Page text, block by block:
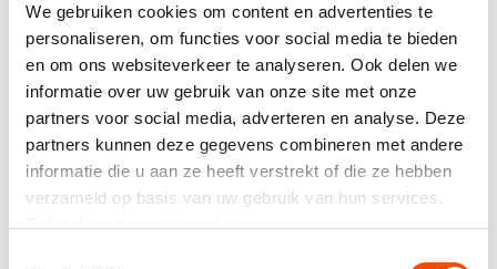
We gebruiken cookies om content en advertenties te
personaliseren, om functies voor social media te bieden
en om ons websiteverkeer te analyseren. Ook delen we
informatie over uw gebruik van onze site met onze
partners voor social media, adverteren en analyse. Deze
partners kunnen deze gegevens combineren met andere
informatie die u aan ze heeft verstrekt of die ze hebben
verzameld op basis van uw gebruik van hun services.
Bekijk hier decookiemelding.
7. Soummetre le design
Résumé
464 avis
Prix total
hors TVA73,76 €*